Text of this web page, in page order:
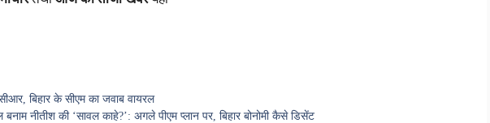
बिहार के सीएम का जवाब वायरल
नीतीश की ‘सावल काहे?’: अगले पीएम प्लान पर, बिहार बोनोमी कैसे डिसेंट